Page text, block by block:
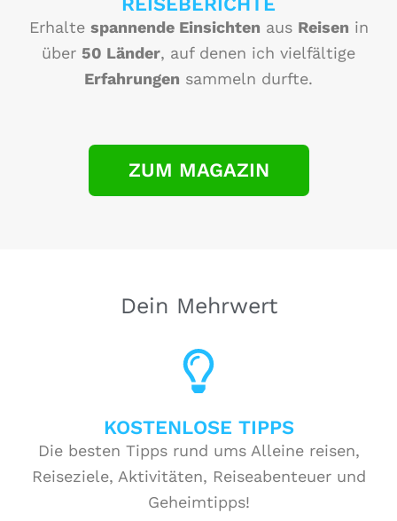
Erhalte spannende Einsichten aus Reisen in
über 50 Länder, auf denen ich vielfältige
Erfahrungen sammeln durfte.
ZUM MAGAZIN
Dein Mehrwert
KOSTENLOSE TIPPS
Die besten Tipps rund ums Alleine reisen,
Reiseziele, Aktivitäten, Reiseabenteuer und
Geheimtipps!